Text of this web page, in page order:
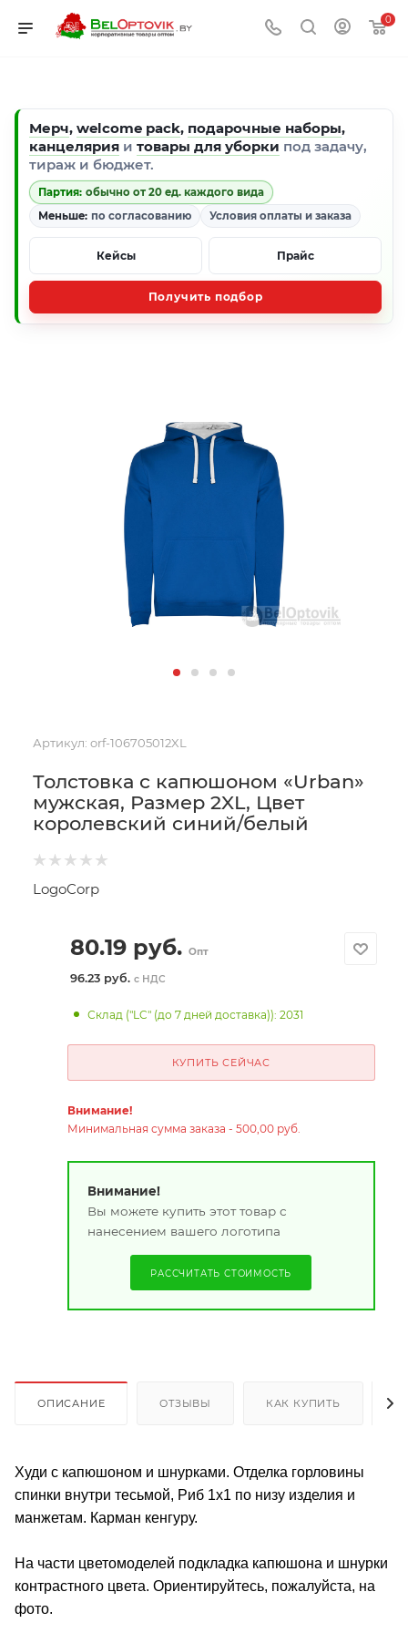
0
Мерч, welcome pack, подарочные наборы,
канцелярия и товары для уборки под задачу,
тираж и бюджет.
Партия: обычно от 20 ед. каждого вида
Меньше: по согласованию Условия оплаты и заказа
Кейсы Прайс
Получить подбор
Артикул: orf-106705012XL
Толстовка с капюшоном «Urban»
мужская, Размер 2XL, Цвет
королевский синий/белый
LogoCorp
80.19руб. Опт
96.23 руб. с НДС
Склад ("LC" (до 7 дней доставка)): 2031
КУПИТЬ СЕЙЧАС
Внимание!
Минимальная сумма заказа - 500,00 руб.
Внимание!
Вы можете купить этот товар с
нанесением вашего логотипа
РАССЧИТАТЬ СТОИМОСТЬ
ОПИСАНИЕ ОТЗЫВЫ КАК КУПИТЬ
Худи с капюшоном и шнурками. Отделка горловины
спинки внутри тесьмой, Риб 1х1 по низу изделия и
манжетам. Карман кенгуру.
На части цветомоделей подкладка капюшона и шнурки
контрастного цвета. Ориентируйтесь, пожалуйста, на
фото.